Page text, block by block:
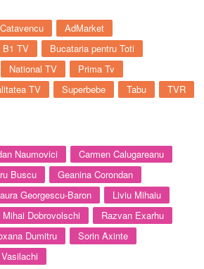
AdMarket
B1 TV
Bucataria pentru Toti
National TV
Prima Tv
TV Superbebe Tabu
TVR
Naumovici
Carmen Calugareanu
Buscu
Geanina Corondan
Georgescu-Baron
Liviu Mihaiu
Mihai Dobrovolschi
Razvan Exarhu
Dumitru
Sorin Axinte